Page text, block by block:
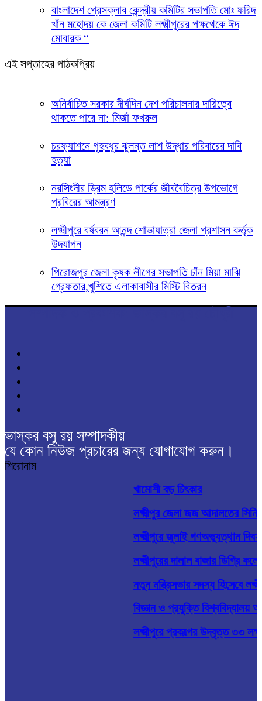
বাংলাদেশ প্রেসক্লাব কেন্দ্রীয় কমিটির সভাপতি মোঃ ফরিদ
খাঁন মহোদয় কে জেলা কমিটি লক্ষ্মীপুরের পক্ষথেকে ঈদ
মোবারক “
এই সপ্তাহের পাঠকপ্রিয়
অনির্বাচিত সরকার দীর্ঘদিন দেশ পরিচালনার দায়িত্বে
থাকতে পারে না: মির্জা ফখরুল
চরফ্যাশনে গৃহবধূর ঝুলন্ত লাশ উদ্ধার পরিবারের দাবি
হত্যা
নরসিংদীর ড্রিম হলিডে পার্কের জীববৈচিত্র উপভোগে
প্রবিরের আমন্ত্রণ
লক্ষ্মীপুরে বর্ষবরন আনন্দ শোভাযাত্রা জেলা প্রশাসন কর্তৃক
উদযাপন
পিরোজপুর জেলা কৃষক লীগের সভাপতি চাঁন মিয়া মাঝি
গ্রেফতার,খুশিতে এলাকাবাসীর মিস্টি বিতরন
ভাস্কর বসু রয় সম্পাদকীয়
যে কোন নিউজ প্রচারের জন্য যোগাযোগ করুন।
শিরোনাম
খামোশী বড় চিৎকার
লক্ষ্মীপুর জেলা জজ আদালতের
লক্ষ্মীপুরে জুলাই গণঅভ্যুত্থান
লক্ষ্মীপুরের দালাল বাজার ডিগ্রি
নতুন মন্ত্রিসভার সদস্য হিসেবে
বিজ্ঞান ও প্রযুক্তি বিশ্ববিদ্যালয়
লক্ষ্মীপুরে প্রকল্পের উদ্বৃত্ত ৩৩